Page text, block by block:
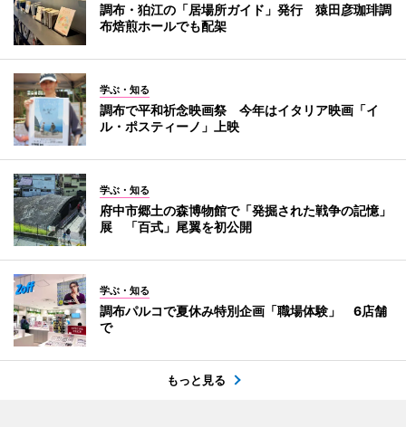
調布・狛江の「居場所ガイド」発行 猿田彦珈琲調
布焙煎ホールでも配架
学ぶ・知る
調布で平和祈念映画祭 今年はイタリア映画「イ
ル・ポスティーノ」上映
学ぶ・知る
府中市郷土の森博物館で「発掘された戦争の記憶」
展 「百式」尾翼を初公開
学ぶ・知る
調布パルコで夏休み特別企画「職場体験」 6店舗
で
もっと見る